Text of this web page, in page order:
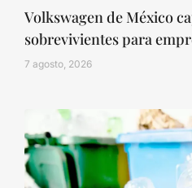
Volkswagen de México
sobrevivientes para
7 agosto, 2026